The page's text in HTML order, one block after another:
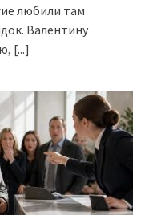
любили там
Валентину
[...]